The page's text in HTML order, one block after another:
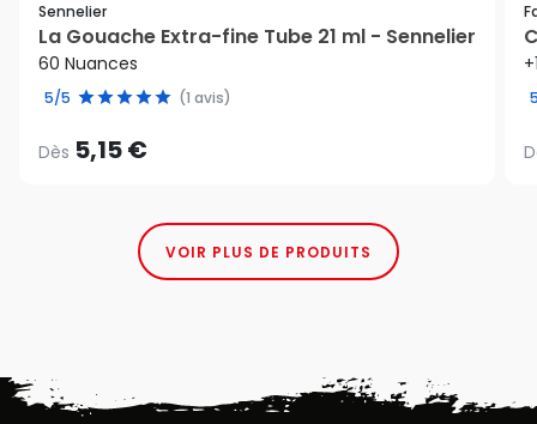
Sennelier
La Gouache Extra-fine Tube 21 ml - Sennelier
60 Nuances
5/5 (1 avis)
Dès 5,15 €
VOIR PLUS DE PRODUITS